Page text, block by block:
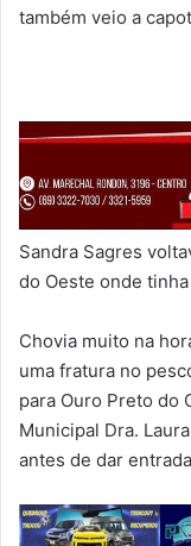
também veio a
Sandra Sagres
do Oeste onde
Chovia muito na
uma fratura no
para Ouro Preto do
Municipal Dra.
antes de dar